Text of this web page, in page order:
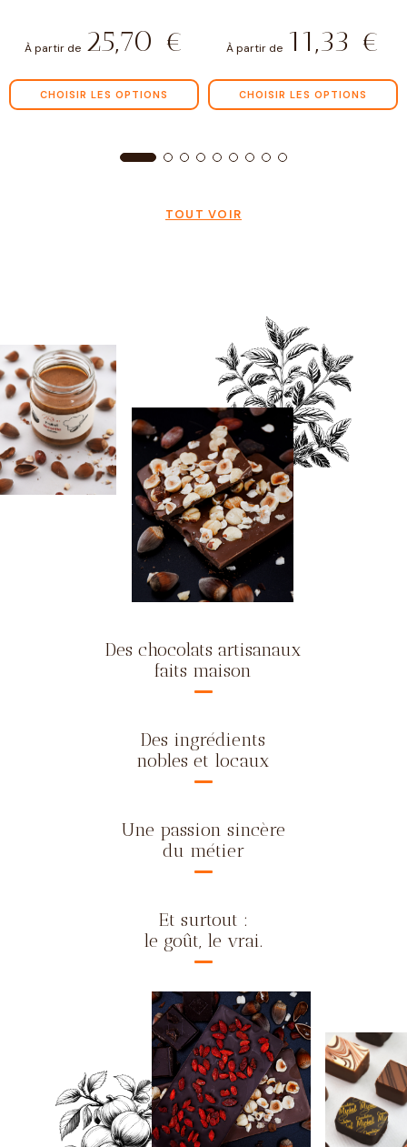
À partir de 25,70 €
CHOISIR LES OPTIONS
À partir de 11,33 €
CHOISIR LES OPTIONS
TOUT VOIR
Des chocolats artisanaux
faits maison
Des ingrédients
nobles et locaux
Une passion sincère
du métier
Et surtout :
le goût, le vrai.